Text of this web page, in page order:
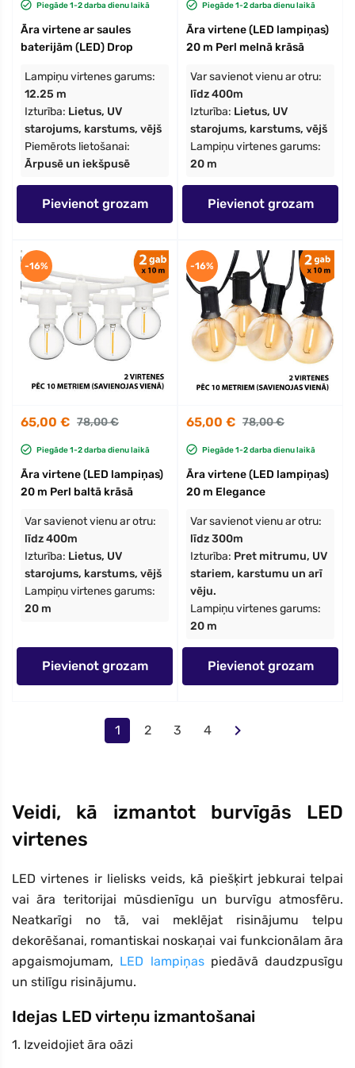
Piegāde 1-2 darba dienu laikā
Āra virtene ar saules
baterijām (LED) Drop
Lampiņu virtenes garums:
12.25 m
Izturība: Lietus, UV
starojums, karstums, vējš
Piemērots lietošanai:
Ārpusē un iekšpusē
Pievienot grozam
Piegāde 1-2 darba dienu laikā
Āra virtene (LED lampiņas)
20 m Perl melnā krāsā
Var savienot vienu ar otru:
līdz 400m
Izturība: Lietus, UV
starojums, karstums, vējš
Lampiņu virtenes garums:
20 m
Pievienot grozam
65,00 € 78,00 €
Piegāde 1-2 darba dienu laikā
Āra virtene (LED lampiņas)
20 m Perl baltā krāsā
Var savienot vienu ar otru:
līdz 400m
Izturība: Lietus, UV
starojums, karstums, vējš
Lampiņu virtenes garums:
20 m
Pievienot grozam
-16%
65,00 € 78,00 €
Piegāde 1-2 darba dienu laikā
Āra virtene (LED lampiņas)
20 m Elegance
Var savienot vienu ar otru:
līdz 300m
Izturība: Pret mitrumu, UV
stariem, karstumu un arī
vēju.
Lampiņu virtenes garums:
20 m
Pievienot grozam
-16%
1 2 3 4
Veidi, kā izmantot burvīgās LED
virtenes
LED virtenes ir lielisks veids, kā piešķirt jebkurai telpai
vai āra teritorijai mūsdienīgu un burvīgu atmosfēru.
Neatkarīgi no tā, vai meklējat risinājumu telpu
dekorēšanai, romantiskai noskaņai vai funkcionālam āra
apgaismojumam, LED lampiņaspiedāvā daudzpusīgu
un stilīgu risinājumu.
Idejas LED virteņu izmantošanai
1. Izveidojiet āra oāzi